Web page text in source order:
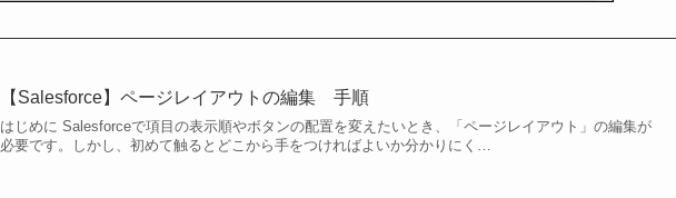
【Salesforce】ページレイアウトの編集 手順
はじめに Salesforceで項目の表示順やボタンの配置を変えたいとき、「ページレイアウト」の編集が
必要です。しかし、初めて触るとどこから手をつければよいか分かりにく…